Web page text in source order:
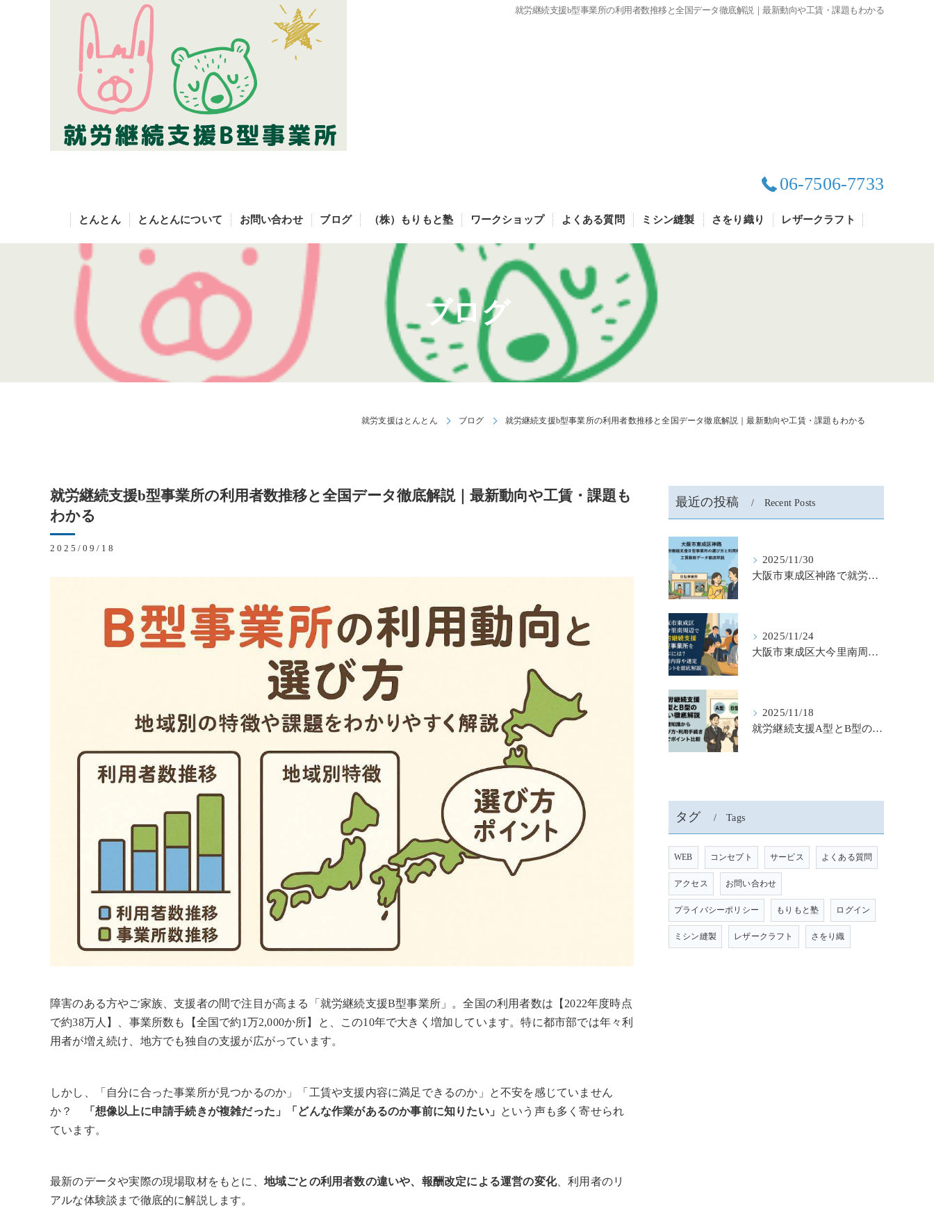
就労継続支援b型事業所の利用者数推移と全国データ徹底解説｜最新動向や工賃・課題もわかる
06-7506-7733
とんとん とんとんについて お問い合わせ ブログ （株）もりもと塾 ワークショップ よくある質問 ミシン縫製 さをり織り レザークラフト
ブログ
就労支援はとんとん ブログ 就労継続支援b型事業所の利用者数推移と全国データ徹底解説｜最新動向や工賃・課題もわかる
就労継続支援b型事業所の利用者数推移と全国データ徹底解説｜最新動向や工賃・課題も
わかる
2025/09/18
障害のある方やご家族、支援者の間で注目が高まる「就労継続支援B型事業所」。全国の利用者数は【2022年度時点
で約38万人】、事業所数も【全国で約1万2,000か所】と、この10年で大きく増加しています。特に都市部では年々利
用者が増え続け、地方でも独自の支援が広がっています。
しかし、「自分に合った事業所が見つかるのか」「工賃や支援内容に満足できるのか」と不安を感じていません
か？
「想像以上に申請手続きが複雑だった」「どんな作業があるのか事前に知りたい」
という声も多く寄せられ
ています。
最新のデータや実際の現場取材をもとに、 地域ごとの利用者数の違いや、報酬改定による運営の変化、利用者のリ
アルな体験談まで徹底的に解説します。
最近の投稿 Recent Posts
2025/11/30
大阪市東成区神路で就労継続支援b型事業所の選び方と利用料金・工賃最新データ徹底解説
2025/11/24
大阪市東成区大今里南周辺で就労継続支援b型事業所を選ぶには？支援内容や選定ポイントを徹底解説
2025/11/18
就労継続支援A型とB型の違いを徹底解説｜基礎知識から選び・利用手続きまでポイント比較
タグ Tags
WEB コンセプト サービス よくある質問
アクセス お問い合わせ
プライバシーポリシー もりもと塾 ログイン
ミシン縫製 レザークラフト さをり織